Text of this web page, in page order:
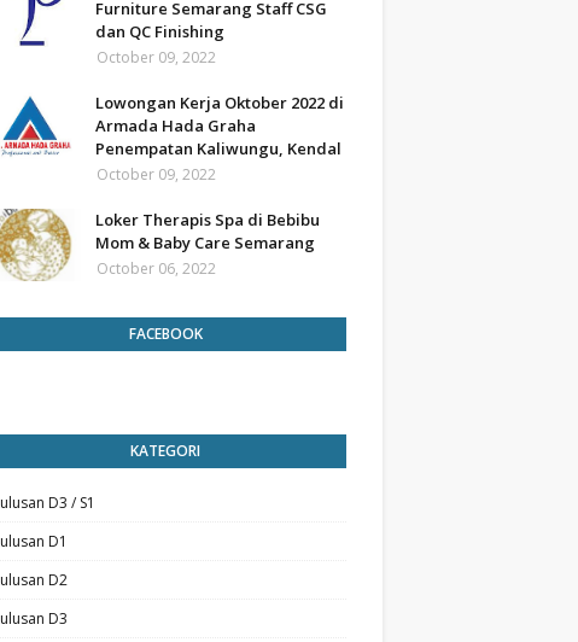
Furniture Semarang Staff CSG
dan QC Finishing
October 09, 2022
Lowongan Kerja Oktober 2022 di
Armada Hada Graha
Penempatan Kaliwungu, Kendal
October 09, 2022
Loker Therapis Spa di Bebibu
Mom & Baby Care Semarang
October 06, 2022
FACEBOOK
KATEGORI
D3 / S1
D1
D2
D3